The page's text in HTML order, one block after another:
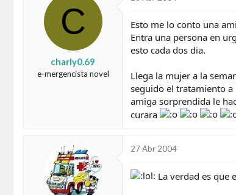
c
i
o
C
charly0.69
e-mergencista novel
Esto me lo conto una
Entra una persona en
esto cada dos dia.
Llega la mujer a la
seguido el tratamiento
amiga sorprendida le
curara
27 Abr 2004
La verdad es que